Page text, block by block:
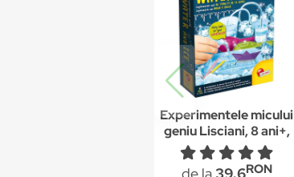
Experimentele micului
geniu Lisciani, 8 ani+,
15 experimente, Apa si
gheataRON